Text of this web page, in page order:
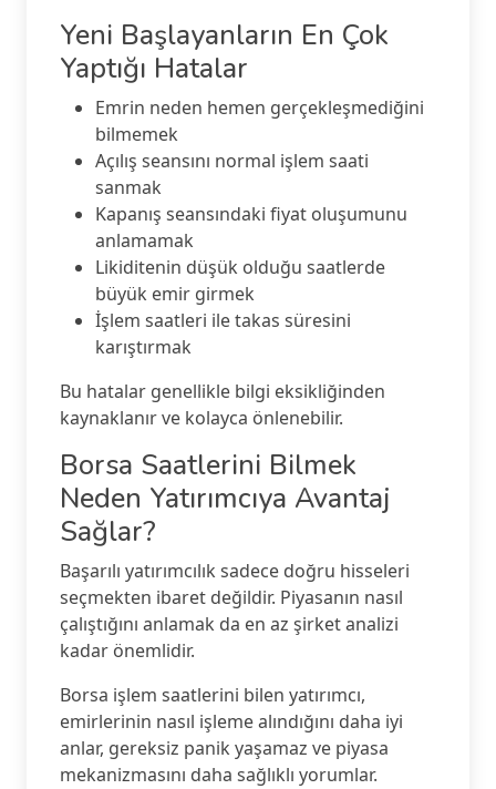
Yeni Başlayanların En Çok
Yaptığı Hatalar
Emrin neden hemen gerçekleşmediğini
bilmemek
Açılış seansını normal işlem saati
sanmak
Kapanış seansındaki fiyat oluşumunu
anlamamak
Likiditenin düşük olduğu saatlerde
büyük emir girmek
İşlem saatleri ile takas süresini
karıştırmak
Bu hatalar genellikle bilgi eksikliğinden
kaynaklanır ve kolayca önlenebilir.
Borsa Saatlerini Bilmek
Neden Yatırımcıya Avantaj
Sağlar?
Başarılı yatırımcılık sadece doğru hisseleri
seçmekten ibaret değildir. Piyasanın nasıl
çalıştığını anlamak da en az şirket analizi
kadar önemlidir.
Borsa işlem saatlerini bilen yatırımcı,
emirlerinin nasıl işleme alındığını daha iyi
anlar, gereksiz panik yaşamaz ve piyasa
mekanizmasını daha sağlıklı yorumlar.